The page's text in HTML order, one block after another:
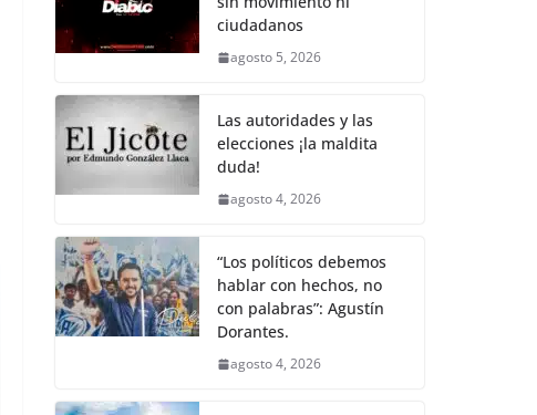
b
o
o
k
A
p
Li
n
a
ciudadanos
agosto 5, 2026
Las autoridades y las
elecciones ¡la maldita
duda!
agosto 4, 2026
“Los políticos debemos
hablar con hechos, no
con palabras”: Agustín
Dorantes.
agosto 4, 2026